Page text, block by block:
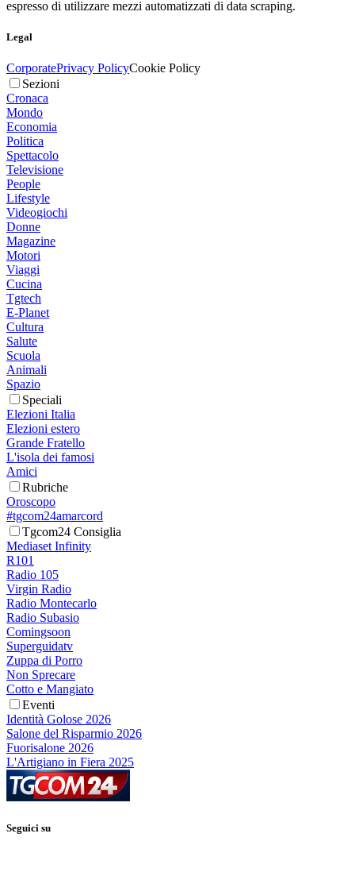
espresso di utilizzare mezzi automatizzati di data scraping.
Legal
CorporatePrivacy PolicyCookie Policy
Sezioni
Cronaca
Mondo
Economia
Politica
Spettacolo
Televisione
People
Lifestyle
Videogiochi
Donne
Magazine
Motori
Viaggi
Cucina
Tgtech
E-Planet
Cultura
Salute
Scuola
Animali
Spazio
Speciali
Elezioni Italia
Elezioni estero
Grande Fratello
L'isola dei famosi
Amici
Rubriche
Oroscopo
#tgcom24amarcord
Tgcom24 Consiglia
Mediaset Infinity
R101
Radio 105
Virgin Radio
Radio Montecarlo
Radio Subasio
Comingsoon
Superguidatv
Zuppa di Porro
Non Sprecare
Cotto e Mangiato
Eventi
Identità Golose 2026
Salone del Risparmio 2026
Fuorisalone 2026
L'Artigiano in Fiera 2025
Seguici su